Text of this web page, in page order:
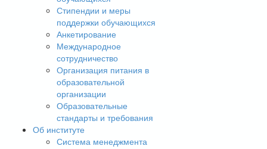
Стипендии и меры
поддержки обучающихся
Анкетирование
Международное
сотрудничество
Организация питания в
образовательной
организации
Образовательные
стандарты и требования
Об институте
Система менеджмента